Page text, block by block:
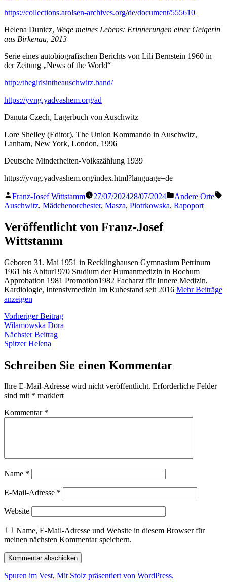
https://collections.arolsen-archives.org/de/document/555610
Helena Dunicz, Wege meines Lebens: Erinnerungen einer Geigerin
aus Birkenau, 2013
Serie eines autobiografischen Berichts von Lili Bernstein 1960 in
der Zeitung „News of the World“
http://thegirlsintheauschwitz.band/
https://yvng.yadvashem.org/ad
Danuta Czech, Lagerbuch von Auschwitz
Lore Shelley (Editor), The Union Kommando in Auschwitz,
Lanham, New York, London, 1996
Deutsche Minderheiten-Volkszählung 1939
https://yvng.yadvashem.org/index.html?language=de
Veröffentlicht
von
Franz-Josef Wittstamm 27/07/202428/07/2024
Veröffentlicht
in
Andere Orte
Auschwitz, Mädchenorchester, Masza, Piotrkowska, Rapoport
Veröffentlicht von Franz-Josef
Wittstamm
Geboren 31. Mai 1951 in Recklinghausen Gymnasium Petrinum
1961 bis Abitur1970 Studium der Humanmedizin in Bochum
Approbation 1981 Promotion1982 Facharzt für Innere Medizin,
Kardiologie, Intensivmedizin Im Ruhestand seit 2016 Mehr Beiträge
anzeigen
Beitragsnavigation
Vorheriger BeitragVorheriger
Beitrag:
Wilamowska Dora
Nächster BeitragNächster
Spitzer Helena
Schreiben Sie einen Kommentar
Ihre E-Mail-Adresse wird nicht veröffentlicht. Erforderliche Felder
sind mit * markiert
Kommentar *
Name *
E-Mail-Adresse *
Website
Name, E-Mail-Adresse und Website in diesem Browser für
meinen nächsten Kommentar speichern.
Spuren im Vest, Mit Stolz präsentiert von WordPress.